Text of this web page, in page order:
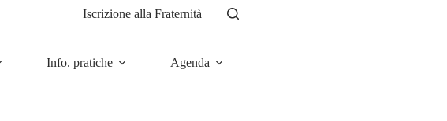
Iscrizione alla Fraternità
Info. pratiche Agenda